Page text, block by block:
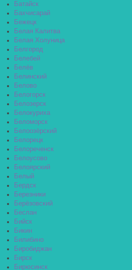
Батайск
Бахчисарай
Бежецк
Белая Калитва
Белая Холуница
Белгород
Белебей
Белёв
Белинский
Белово
Белогорск
Белозерск
Белокуриха
Беломорск
Белоозёрский
Белорецк
Белореченск
Белоусово
Белоярский
Белый
Бердск
Березники
Берёзовский
Беслан
Бийск
Бикин
Билибино
Биробиджан
Бирск
Бирюсинск